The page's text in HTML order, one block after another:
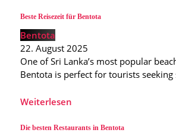
Beste Reisezeit für Bentota
Bentota
22. August 2025
One of Sri Lanka’s most popular
Bentota is perfect for tourists
Weiterlesen
Die besten Restaurants in Bentota